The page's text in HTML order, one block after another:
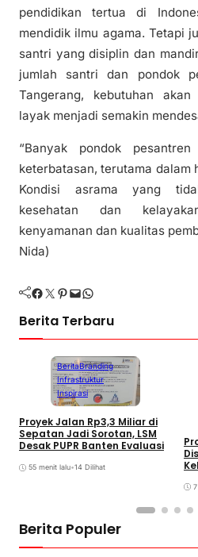
pendidikan tertua di
mendidik ilmu agama. Tetapi
santri yang disiplin dan
jumlah santri dan pondok
Tangerang, kebutuhan
layak menjadi semakin
“Banyak pondok
keterbatasan, terutama dalam
Kondisi asrama yang
kesehatan dan
kenyamanan dan kualitas
Nida)
Facebook Twitter Pinterest Mail WhatsApp
Berita Terbaru
BeritaBranding
Infrastruktur
Inspirasi
Proyek Jalan Rp3,3 Miliar di
Sepatan Jadi Sorotan, LSM
Desak PUPR Banten Evaluasi
55 menit lalu•14 Dilihat
Berita Populer